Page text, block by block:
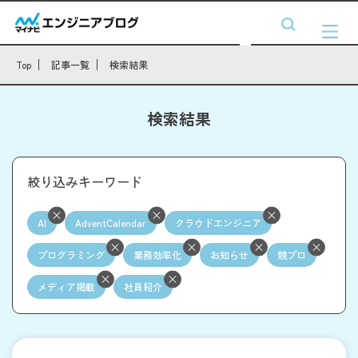
Top 記事一覧 検索結果
検索結果
絞り込みキーワード
AI AdventCalendar クラウドエンジニア
プログラミング 業務効率化 お知らせ 競プロ
メディア掲載 社員紹介